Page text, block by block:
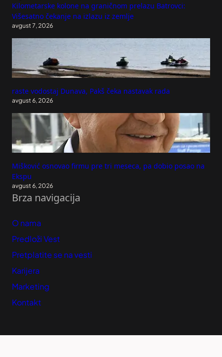
Kilometarske kolone na graničnom prelazu Batrovci:
Višesatno čekanje na izlazu iz zemlje
avgust 7, 2026
raste vodostaj Dunava, Pakš čeka nastavak rada
avgust 6, 2026
Mišković osnovao firmu pre tri meseca, pa dobio posao na
Ekspu
avgust 6, 2026
Brza navigacija
O nama
Predloži Vest
Pretplatite se na vesti
Karijera
Marketing
Kontakt